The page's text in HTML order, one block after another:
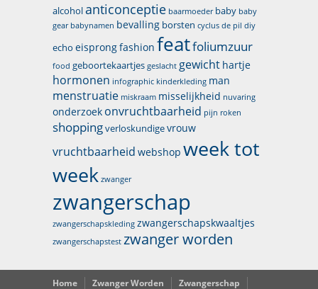
alcoholanticonceptie baarmoeder baby baby
gear babynamen bevalling borsten cyclus de pil diy
echo eisprongfashion featfoliumzuur
food geboortekaartjes geslacht gewicht hartje
hormonen infographic kinderkleding man
menstruatie miskraam misselijkheid nuvaring
onderzoek onvruchtbaarheid pijn roken
shoppingverloskundigevrouw
vruchtbaarheid webshop week tot
week zwanger
zwangerschap
zwangerschapskleding zwangerschapskwaaltjes
zwangerschapstest zwanger worden
Home Zwanger Worden Zwangerschap